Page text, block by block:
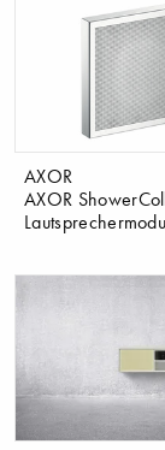
AXOR
AXOR